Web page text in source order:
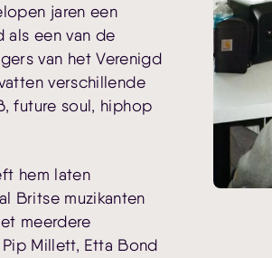
jaren een
een van de
van het Verenigd
verschillende
future soul, hiphop
hem laten
Britse muzikanten
meerdere
Millett, Etta Bond